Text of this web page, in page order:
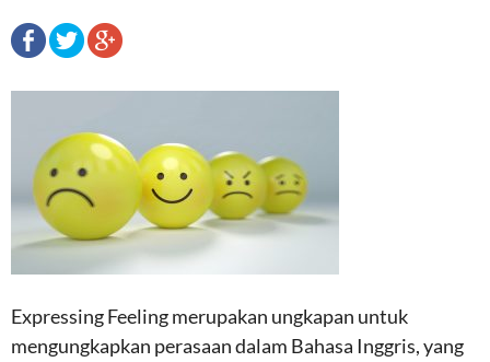
Expressing Feeling merupakan ungkapan untuk
mengungkapkan perasaan dalam Bahasa Inggris, yang